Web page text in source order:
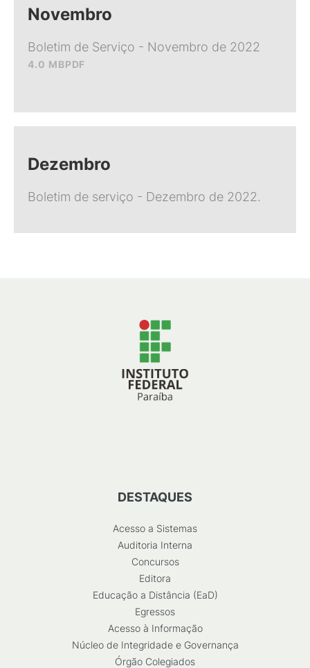
4.0 MBPDF
Novembro
Boletim de Serviço - Novembro de 2022
Dezembro
Boletim de serviço - Dezembro de 2022.
DESTAQUES
Acesso a Sistemas
Auditoria Interna
Concursos
Editora
Educação a Distância (EaD)
Egressos
Acesso à Informação
Núcleo de Integridade e Governança
Órgão Colegiados